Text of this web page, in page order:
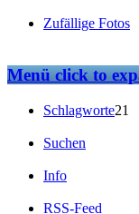
Zufällige Fotos
Menüclick to
Schlagworte21
Suchen
Info
RSS-Feed